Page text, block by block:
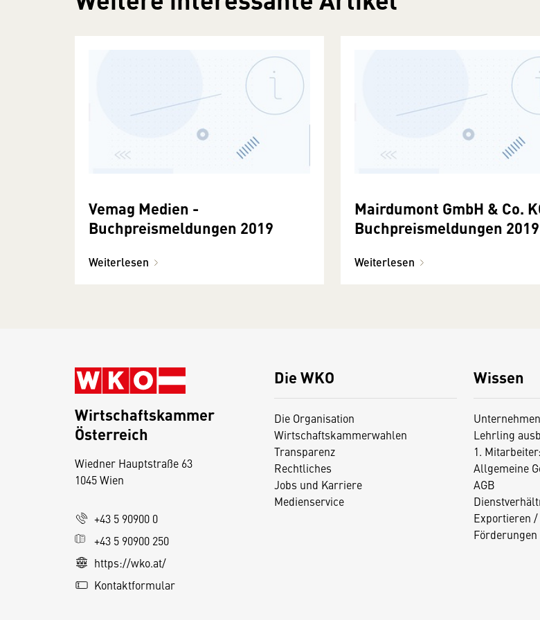
Vemag Medien -
Buchpreismeldungen 2019
Weiterlesen
Mairdumont GmbH & Co.
Buchpreismeldungen 2019
Weiterlesen
Die WKO
Die Organisation
Wirtschaftskammerwahlen
Transparenz
Rechtliches
Jobs und Karriere
Medienservice
Wissen
Lehrling
1.
Allgemeine
AGB
Exportieren
Förderungen
Wirtschaftskammer
Österreich
Wiedner Hauptstraße 63
1045 Wien
+43 5 90900 0
+43 5 90900 250
https://wko.at/
Kontaktformular